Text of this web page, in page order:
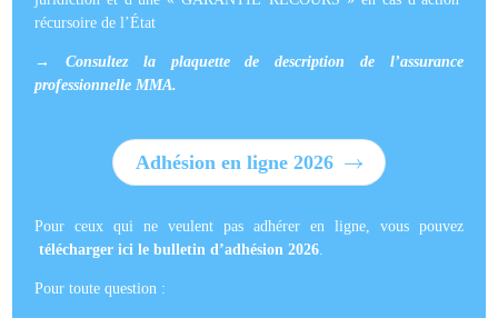
récursoire de l’État
→Consultez la plaquette de description de l’assurance
professionnelle MMA.
Adhésion en ligne 2026
Pour ceux qui ne veulent pas adhérer en ligne, vous pouvez
télécharger ici le bulletin d’adhésion 2026.
Pour toute question :